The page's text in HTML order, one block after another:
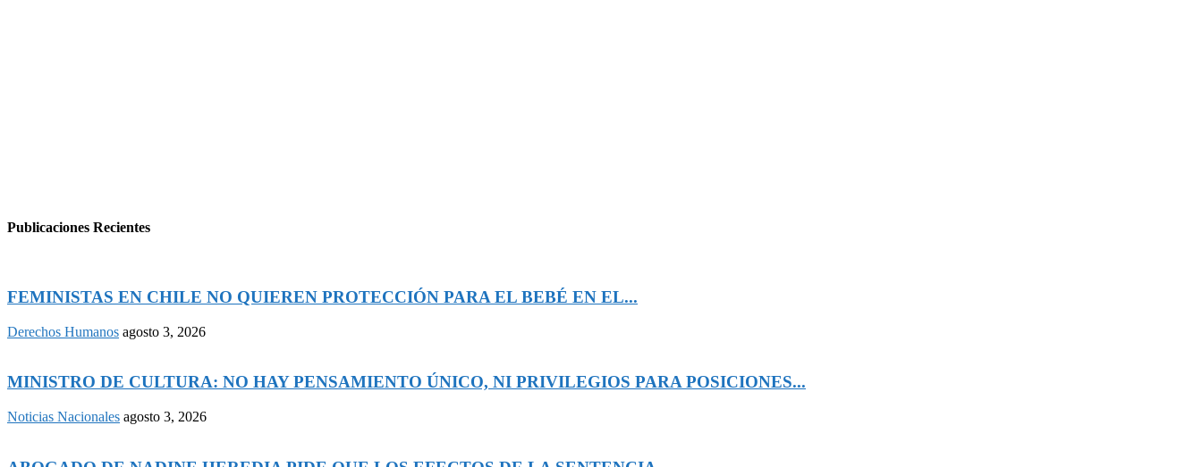
Publicaciones Recientes
FEMINISTAS EN CHILE NO QUIEREN PROTECCIÓN PARA EL BEBÉ EN EL...
Derechos Humanos agosto 3, 2026
MINISTRO DE CULTURA: NO HAY PENSAMIENTO ÚNICO, NI PRIVILEGIOS PARA POSICIONES...
Noticias Nacionales agosto 3, 2026